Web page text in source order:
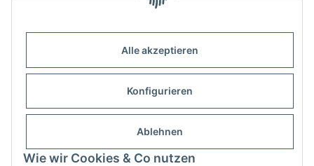
Alle akzeptieren
Konfigurieren
Ablehnen
Wie wir Cookies & Co nutzen
Informationen
Gesetzliche Informationen